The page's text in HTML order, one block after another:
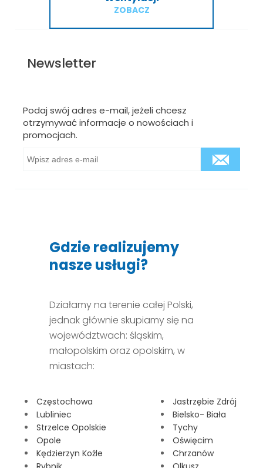
ZOBACZ
Newsletter
Podaj swój adres e-mail, jeżeli chcesz
otrzymywać informacje o nowościach i
promocjach.
Gdzie realizujemy
nasze usługi?
Działamy na terenie całej Polski,
jednak głównie skupiamy się na
województwach: śląskim,
małopolskim oraz opolskim, w
miastach:
Częstochowa
Lubliniec
Strzelce Opolskie
Opole
Kędzierzyn Koźle
Jastrzębie Zdrój
Bielsko- Biała
Tychy
Oświęcim
Chrzanów